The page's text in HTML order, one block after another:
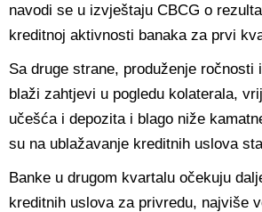
navodi se u izvještaju CBCG o
kreditnoj aktivnosti banaka za prvi
Sa druge strane, produženje ročnosti
blaži zahtjevi u pogledu kolaterala,
učešća i depozita i blago niže
su na ublažavanje kreditnih uslova
Banke u drugom kvartalu očekuju
kreditnih uslova za privredu, najviše